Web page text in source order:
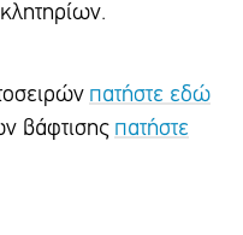
πατήστε εδώ
βάφτισης πατήστε